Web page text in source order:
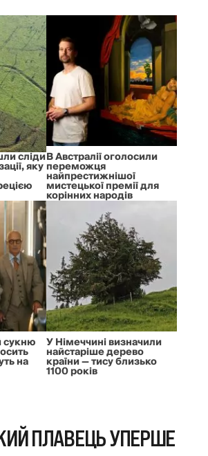
сліди
яку
В Австралії оголосили
переможця
найпрестижнішої
мистецької премії для
корінних народів
сукню
на
У Німеччині визначили
найстаріше дерево
країни — тису близько
1100 років
ПЛАВЕЦЬ УПЕРШЕ